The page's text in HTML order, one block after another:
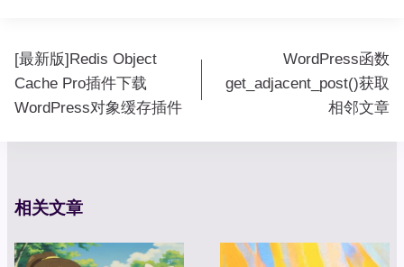
文
章
导
[最新版]Redis Object
Cache Pro插件下载
WordPress对象缓存插件
WordPress函数
get_adjacent_post()获取
相邻文章
相关文章